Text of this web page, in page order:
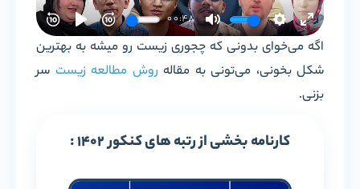
اگه می‌خوای بدونی که چجوری زیست رو میشه به بهترین
شکل بخونی، می‌تونی به مقاله روش مطالعه زیست سر
بزنی.
کارنامه بخشی از رتبه های کنکور 1402 :